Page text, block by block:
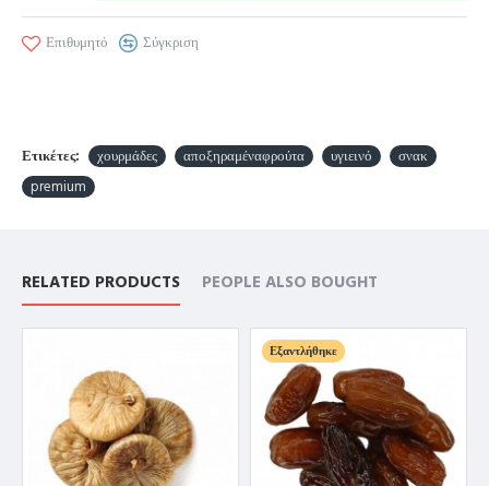
Επιθυμητό Σύγκριση
Ετικέτες: χουρμάδες αποξηραμέναφρούτα υγιεινό
σνακ
premium
RELATED PRODUCTS PEOPLE ALSO BOUGHT
Εξαντλήθηκε